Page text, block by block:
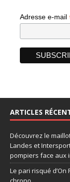
Adresse e-mail
ARTICLES
Découvrez le
Landes et
pompiers face aux
Le pari risqué